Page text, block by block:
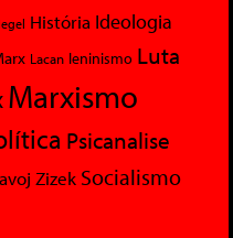
História Ideologia
Lacan leninismo Luta
Marxismo
Psicanalise
Zizek Socialismo